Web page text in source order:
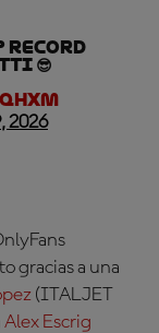
record
😎
2026
gracias a una
(ITALJET
Alex Escrig